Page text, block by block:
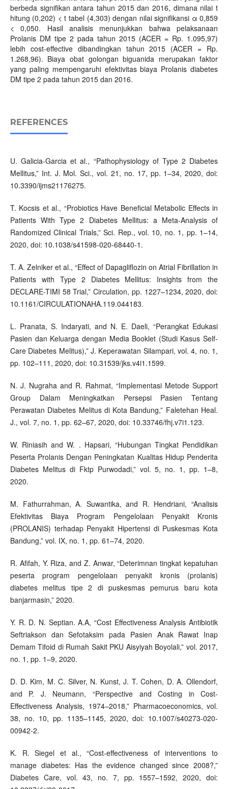
berbeda signifikan antara tahun 2015 dan 2016, dimana nilai t
hitung (0,202) < t tabel (4,303) dengan nilai signifikansi α 0,859
< 0,050. Hasil analisis menunjukkan bahwa pelaksanaan
Prolanis DM tipe 2 pada tahun 2015 (ACER = Rp. 1.095,97)
lebih cost-effective dibandingkan tahun 2015 (ACER = Rp.
1.268,96). Biaya obat golongan biguanida merupakan faktor
yang paling mempengaruhi efektivitas biaya Prolanis diabetes
DM tipe 2 pada tahun 2015 dan 2016.
REFERENCES
U. Galicia-Garcia et al., “Pathophysiology of Type 2 Diabetes
Mellitus,” Int. J. Mol. Sci., vol. 21, no. 17, pp. 1–34, 2020, doi:
10.3390/ijms21176275.
T. Kocsis et al., “Probiotics Have Beneficial Metabolic Effects in
Patients With Type 2 Diabetes Mellitus: a Meta-Analysis of
Randomized Clinical Trials,” Sci. Rep., vol. 10, no. 1, pp. 1–14,
2020, doi: 10.1038/s41598-020-68440-1.
T. A. Zelniker et al., “Effect of Dapagliflozin on Atrial Fibrillation in
Patients with Type 2 Diabetes Mellitus: Insights from the
DECLARE-TIMI 58 Trial,” Circulation, pp. 1227–1234, 2020, doi:
10.1161/CIRCULATIONAHA.119.044183.
L. Pranata, S. Indaryati, and N. E. Daeli, “Perangkat Edukasi
Pasien dan Keluarga dengan Media Booklet (Studi Kasus Self-
Care Diabetes Melitus),” J. Keperawatan Silampari, vol. 4, no. 1,
pp. 102–111, 2020, doi: 10.31539/jks.v4i1.1599.
N. J. Nugraha and R. Rahmat, “Implementasi Metode Support
Group Dalam Meningkatkan Persepsi Pasien Tentang
Perawatan Diabetes Melitus di Kota Bandung,” Faletehan Heal.
J., vol. 7, no. 1, pp. 62–67, 2020, doi: 10.33746/fhj.v7i1.123.
W. Riniasih and W. . Hapsari, “Hubungan Tingkat Pendidikan
Peserta Prolanis Dengan Peningkatan Kualitas Hidup Penderita
Diabetes Melitus di Fktp Purwodadi,” vol. 5, no. 1, pp. 1–8,
2020.
M. Fathurrahman, A. Suwantika, and R. Hendriani, “Analisis
Efektivitas Biaya Program Pengelolaan Penyakit Kronis
(PROLANIS) terhadap Penyakit Hipertensi di Puskesmas Kota
Bandung,” vol. IX, no. 1, pp. 61–74, 2020.
R. Afifah, Y. Riza, and Z. Anwar, “Deterimnan tingkat kepatuhan
peserta program pengelolaan penyakit kronis (prolanis)
diabetes melitus tipe 2 di puskesmas pemurus baru kota
banjarmasin,” 2020.
Y. R. D. N. Septian. A.A, “Cost Effectiveness Analysis Antibiotik
Seftriakson dan Sefotaksim pada Pasien Anak Rawat Inap
Demam Tifoid di Rumah Sakit PKU Aisyiyah Boyolali,” vol. 2017,
no. 1, pp. 1–9, 2020.
D. D. Kim, M. C. Silver, N. Kunst, J. T. Cohen, D. A. Ollendorf,
and P. J. Neumann, “Perspective and Costing in Cost-
Effectiveness Analysis, 1974–2018,” Pharmacoeconomics, vol.
38, no. 10, pp. 1135–1145, 2020, doi: 10.1007/s40273-020-
00942-2.
K. R. Siegel et al., “Cost-effectiveness of interventions to
manage diabetes: Has the evidence changed since 2008?,”
Diabetes Care, vol. 43, no. 7, pp. 1557–1592, 2020, doi: